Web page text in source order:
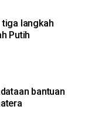
langkah
Putih
bantuan